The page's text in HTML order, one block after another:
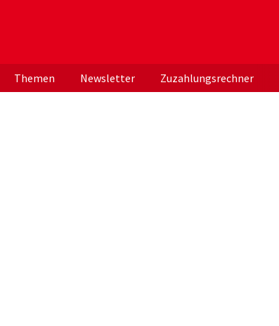
ApothekerInnen
Themen Newsletter Zuzahlungsrechner